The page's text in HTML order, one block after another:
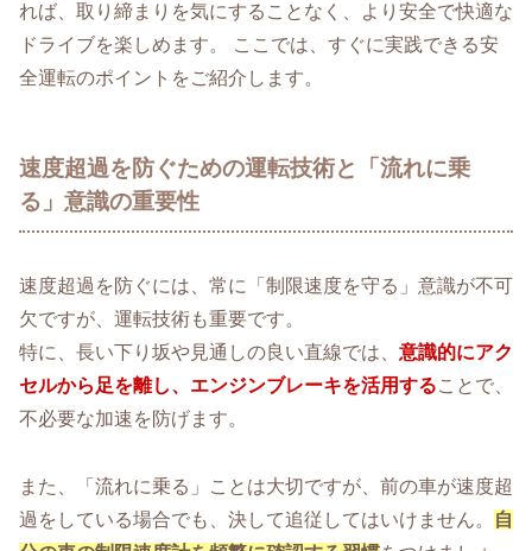
れば、取り締まりを気にすることなく、より安全で快適な
ドライブを楽しめます。 ここでは、すぐに実践できる安
全運転のポイントをご紹介します。
速度超過を防ぐための運転技術と「流れに乗
る」意識の重要性
速度超過を防ぐには、常に「制限速度を守る」意識が不可
欠ですが、運転技術も重要です。
特に、長い下り坂や見通しの良い直線では、 意識的にアク
セルから足を離し、エンジンブレーキを活用することで、
不必要な加速を防げます。
また、「流れに乗る」ことは大切ですが、前の車が速度超
過をしている場合でも、決して追従してはいけません。
自